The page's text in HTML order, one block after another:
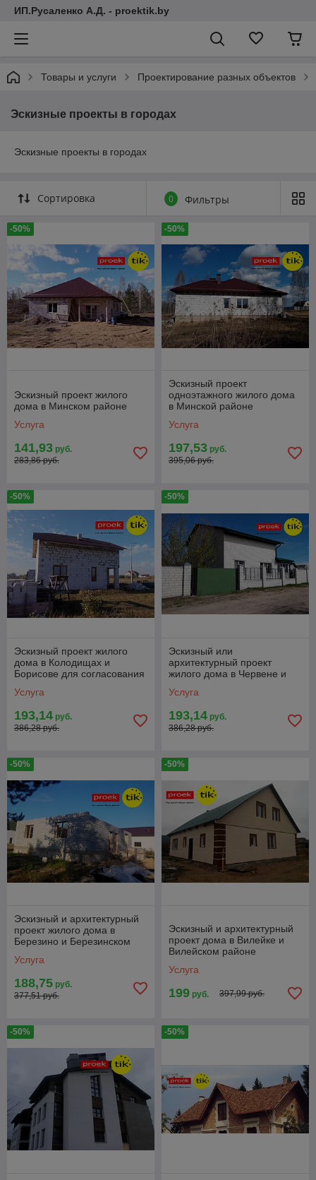
ИП.Русаленко А.Д. - proektik.by
Товары и услуги Проектирование разных объектов
Эскизные проекты в городах
Эскизные проекты в городах
Сортировка 0 Фильтры
-50%
Эскизный проект жилого
дома в Минском районе
Услуга
141,93 руб.
283,86 руб.
-50%
Эскизный проект
одноэтажного жилого дома
в Минской районе
Услуга
197,53 руб.
395,06 руб.
-50%
Эскизный проект жилого
дома в Колодищах и
Борисове для согласования
Услуга
193,14 руб.
386,28 руб.
-50%
Эскизный или
архитектурный проект
жилого дома в Червене и
строительства и
Услуга
193,14 руб.
386,28 руб.
-50%
Эскизный и архитектурный
проект жилого дома в
Березино и Березинском
строительства
Услуга
188,75 руб.
377,51 руб.
-50%
Эскизный и архитектурный
проект дома в Вилейке и
Вилейском районе
Услуга
199 руб. 397,99 руб.
-50% -50%